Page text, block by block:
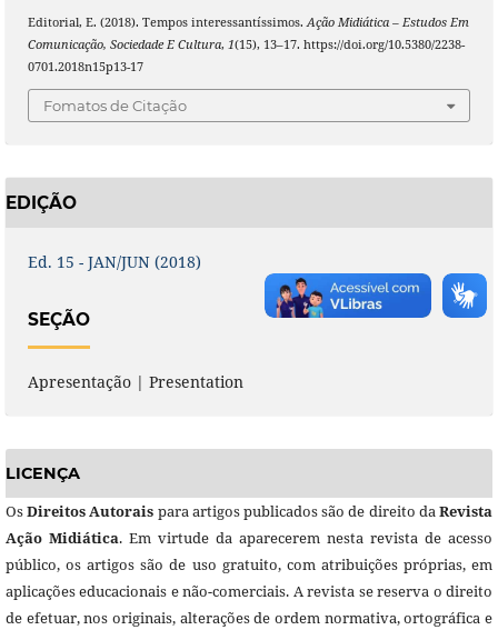
Editorial, E. (2018). Tempos interessantíssimos. Ação Midiática – Estudos Em
Comunicação, Sociedade E Cultura, 1(15), 13–17. https://doi.org/10.5380/2238-
0701.2018n15p13-17
Fomatos de Citação
EDIÇÃO
Ed. 15 - JAN/JUN (2018)
SEÇÃO
Apresentação | Presentation
LICENÇA
OsDireitos Autorais para artigos publicados são de direito daRevista
Ação Midiática. Em virtude da aparecerem nesta revista de acesso
público, os artigos são de uso gratuito, com atribuições próprias, em
aplicações educacionais e não-comerciais. A revista se reserva o direito
de efetuar, nos originais, alterações de ordem normativa, ortográfica e